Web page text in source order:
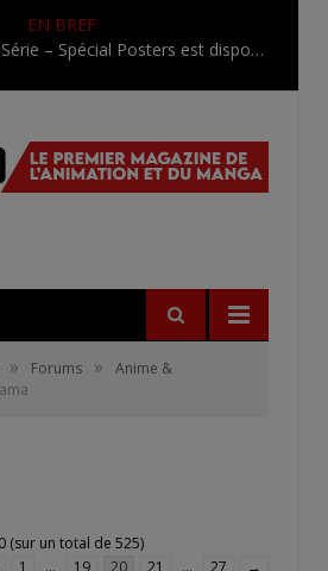
EN BREF
L’AnimeLand Hors-Série – Spécial Posters est disponible !
» Forums »
Anime &
(sur un total de 525)
1 … 19 20 21 … 27 →